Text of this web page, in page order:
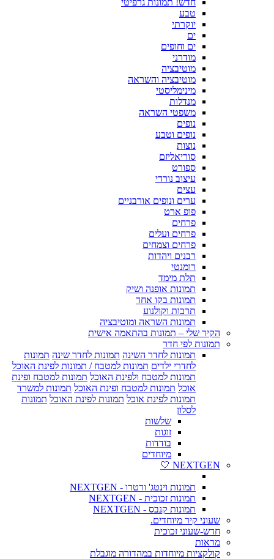
טבע
יוקרתי
ים
ים וחופים
מודרני
מוטיבציה
מוטיבציה והשראה
מינימליסטי
מנדלות
משפטי השראה
נופים
נופים וטבע
נוצות
סוריאליזם
ספורט
עיצוב נורדי
עצים
ערים ונופים אורבניים
פופ ארט
פרחים
פרחים ועלים
פרחים וצמחים
רבנים ויהדות
רומנטי
תלת מימד
תמונות אופנה ושיק
תמונות בקו אחד
תרבות וקולנוע
תמונות השראה ומוטיבציה
הקיר שלי – תמונות בהתאמה אישית
תמונות לפי חדר
תמונות לחדר השינה תמונות לחדר שינה תמונות
לחדרי ילדים תמונות למטבח / תמונות לפינת האוכל
תמונות למטבח ולפינת האוכל תמונות למטבח ופינת
אוכל תמונות למטבח ופינת האוכל תמונות למשרד
תמונות לפינת אוכל תמונות לפינת האוכל תמונות
לסלון
שלשות
זוגות
בודדות
מיוחדים
NEXTGEN 🤍
תמונות וינטג' ורטרו - NEXTGEN
תמונות זכוכית - NEXTGEN
תמונות קנבס - NEXTGEN
שעוני קיר מיוחדים.
חדש-שעוני זכוכית
מראות
קולקציות מיוחדות במהדורה מוגבלת